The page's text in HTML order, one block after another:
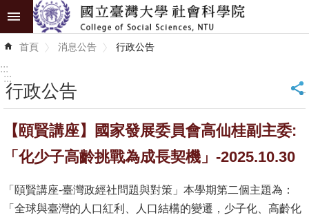
跳到主要內容區塊
進
階
識
學
學
首頁 消息公告 行政公告
:::
:::
行政公告 _
【頤賢講座】國家發展委員會高仙桂副主委:
「化少子高齡挑戰為成長契機」-2025.10.30
「頤賢講座-臺灣政經社問題與對策」本學期第二個主題為：
「全球與臺灣的人口紅利、人口結構的變遷，少子化、高齡化